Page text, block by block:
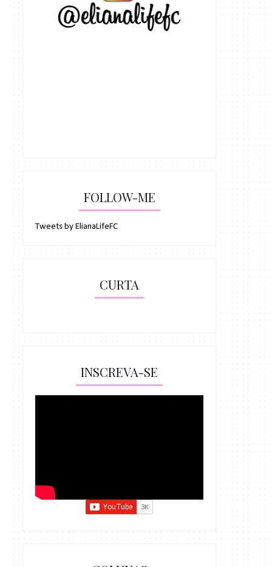
FOLLOW-ME
Tweets by ElianaLifeFC
CURTA
INSCREVA-SE